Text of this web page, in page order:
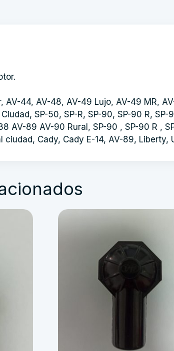
AV-44, AV-48, AV-49 Lujo, AV-49 MR,
SP-50, SP-R, SP-90, SP-90 R,
AV-89 AV-90 Rural, SP-90 , SP-90 R ,
ciudad, Cady, Cady E-14, AV-89,